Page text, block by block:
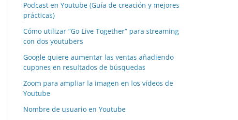
Podcast en Youtube (Guía de creación y mejores
prácticas)
Cómo utilizar “Go Live Together” para streaming
con dos youtubers
Google quiere aumentar las ventas añadiendo
cupones en resultados de búsquedas
Zoom para ampliar la imagen en los vídeos de
Youtube
Nombre de usuario en Youtube